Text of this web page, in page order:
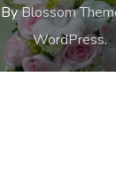
ByBlossom
WordPress.